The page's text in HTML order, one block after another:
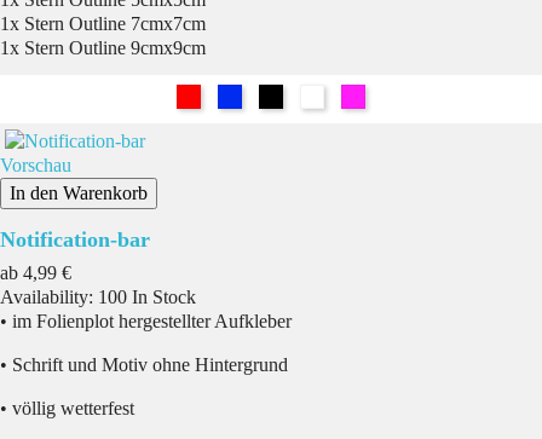
1x Stern Outline 7cmx7cm
1x Stern Outline 9cmx9cm
Vorschau
In den Warenkorb
Notification-bar
ab Preis
4,99 €
Availability: 100 In Stock
• im Folienplot hergestellter Aufkleber
• Schrift und Motiv ohne Hintergrund
• völlig wetterfest